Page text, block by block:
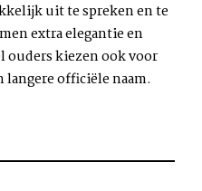
uit te spreken en te
extra elegantie en
kiezen ook voor
langere officiële naam.